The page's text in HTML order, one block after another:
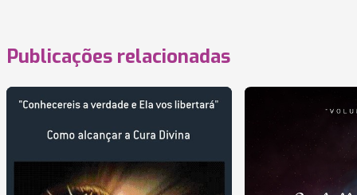
Publicações relacionadas